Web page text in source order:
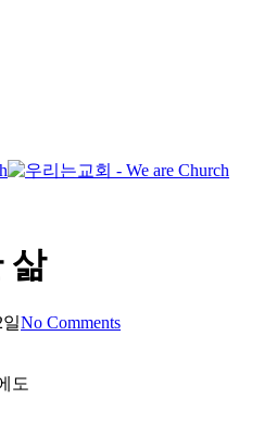
삶
No Comments
도